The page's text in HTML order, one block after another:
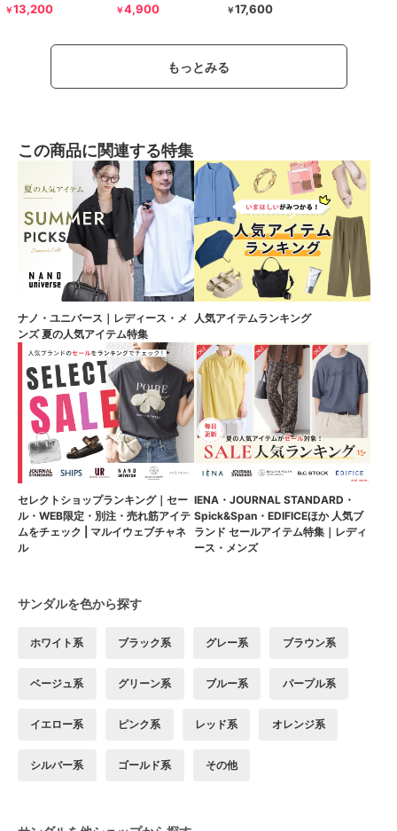
￥13,200 ￥4,900 ￥17,600
もっとみる
この商品に関連する特集
ナノ・ユニバース｜レディース・メ
ンズ 夏の人気アイテム特集
人気アイテムランキング
セレクトショップランキング｜セー
ル・WEB限定・別注・売れ筋アイテ
ムをチェック | マルイウェブチャネ
ル
IENA・JOURNAL STANDARD・
Spick&Span・EDIFICEほか 人気ブ
ランド セールアイテム特集｜レディ
ース・メンズ
サンダルを色から探す
ホワイト系 ブラック系 グレー系 ブラウン系
ベージュ系 グリーン系 ブルー系 パープル系
イエロー系 ピンク系 レッド系 オレンジ系
シルバー系 ゴールド系 その他